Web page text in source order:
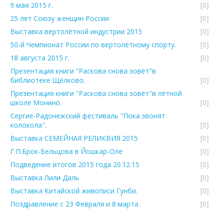
9 мая 2015 г.
[0]
25 лет Союзу женщин России
[0]
Выставка вертолётной индустрии 2015
[0]
50-й Чемпионат России по вертолётному спорту.
[0]
18 августа 2015 г.
[0]
Презентация книги "Раскова снова зовёт"в
библиотеке Щёлково.
[0]
Презентация книги "Раскова снова зовёт"в лётной
школе Монино.
[0]
Сергие-Радонежский фестиваль "Пока звонят
колокола".
[0]
Выставка СЕМЕЙНАЯ РЕЛИКВИЯ 2015
[0]
Г.П.Брок-Бельцова в Йошкар-Оле
[0]
Подведение итогов 2015 года 20.12.15
[0]
Выставка Лили Даль
[0]
Выставка Китайской живописи Гунби.
[0]
Поздравление с 23 Февраля и 8 марта.
[0]